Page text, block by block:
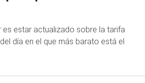
es estar actualizado sobre la tarifa
día en el que más barato está el